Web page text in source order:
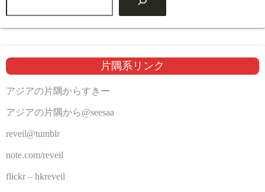
片隅系リンク
アジアの片隅からすきー
アジアの片隅から@seesaa
reveil@tumblr
note.com/reveil
flickr – hkreveil